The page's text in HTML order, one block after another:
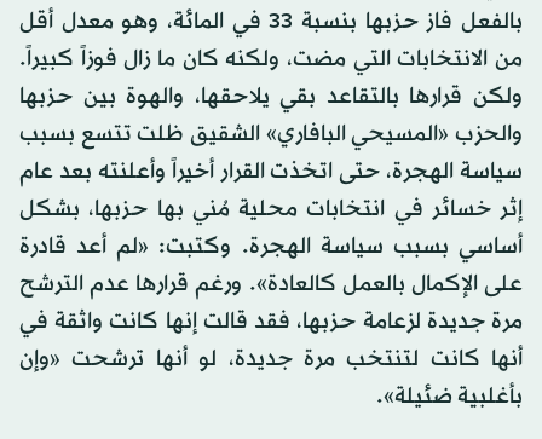
بالفعل فاز حزبها بنسبة 33 في المائة، وهو معدل أقل
من الانتخابات التي مضت، ولكنه كان ما زال فوزاً كبيراً.
ولكن قرارها بالتقاعد بقي يلاحقها، والهوة بين حزبها
والحزب «المسيحي البافاري» الشقيق ظلت تتسع بسبب
سياسة الهجرة، حتى اتخذت القرار أخيراً وأعلنته بعد عام
إثر خسائر في انتخابات محلية مُني بها حزبها، بشكل
أساسي بسبب سياسة الهجرة. وكتبت: «لم أعد قادرة
على الإكمال بالعمل كالعادة». ورغم قرارها عدم الترشح
مرة جديدة لزعامة حزبها، فقد قالت إنها كانت واثقة في
أنها كانت لتنتخب مرة جديدة، لو أنها ترشحت «وإن
بأغلبية ضئيلة».